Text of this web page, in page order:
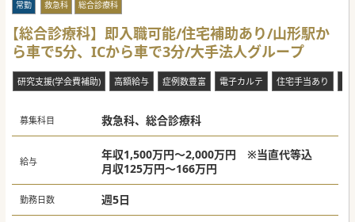
常勤 救急科 総合診療科
【総合診療科】即入職可能/住宅補助あり/山形駅か
ら車で5分、ICから車で3分/大手法人グループ
研究支援(学会費補助) 高額給与 症例数豊富 電子カルテ 住宅手当あり
募集科目 救急科、総合診療科
給与
年収1,500万円～2,000万円 ※当直代等込
月収125万円～166万円
勤務日数 週5日